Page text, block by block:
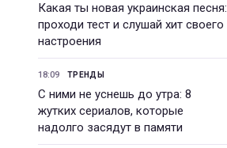
Какая ты новая украинская песня:
проходи тест и слушай хит своего
настроения
18:09 ТРЕНДЫ
С ними не уснешь до утра: 8
жутких сериалов, которые
надолго засядут в памяти